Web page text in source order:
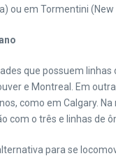
ou em Tormentini (New
que possuem
e Montreal. Em
como em Calgary.
com o três e linhas de
para se